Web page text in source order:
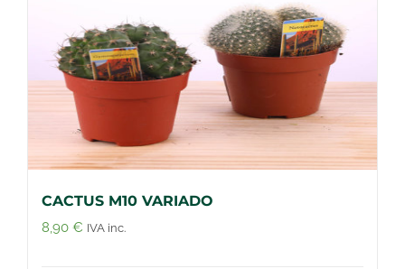
CACTUS M10 VARIADO
8,90 € IVA inc.